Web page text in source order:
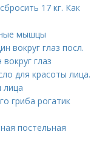
17 кг. Как
мышцы
вокруг глаз посл.
глаз
для красоты лица.
лица
гриба рогатик
постельная